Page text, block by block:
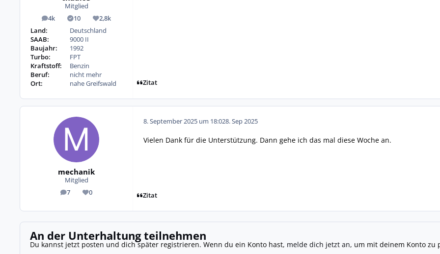
Mitglied
4k
Beiträge 10
Lösungen2,8k
Reputation
Land:
Deutschland
SAAB:
9000 II
Baujahr:
1992
Turbo:
FPT
Kraftstoff:
Benzin
Beruf:
nicht mehr
Ort:
nahe Greifswald Zitat
mechanik
Mitglied
7
Beiträge0
Reputation
8. September 2025 um 18:028. Sep 2025
Vielen Dank für die Unterstützung. Dann gehe ich das mal diese Woche an.
Zitat
An der Unterhaltung teilnehmen
Du kannst jetzt posten und dich später registrieren. Wenn du ein Konto hast, melde dich jetzt an, um mit deinem Konto zu